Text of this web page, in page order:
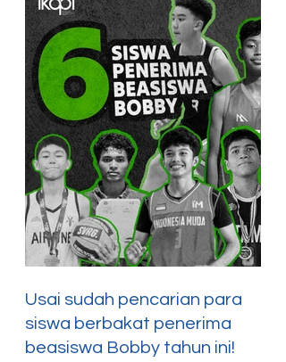
Usai sudah pencarian para
siswa berbakat penerima
beasiswa Bobby tahun ini!